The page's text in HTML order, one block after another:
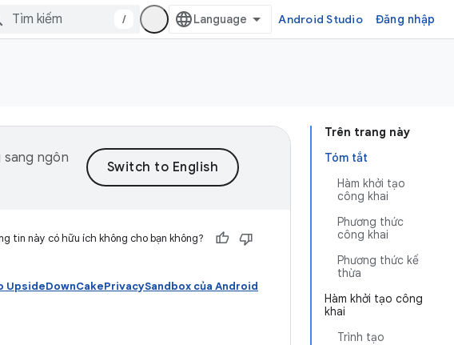
/ Android Studio Đăng nhập
Trên trang này
Tóm tắt
Hàm khởi tạo
công khai
Phương thức
công khai
Phương thức kế
thừa
Hàm khởi tạo công
khai
Trình tạo
sang ngôn
tin này có hữu ích không cho bạn không?
UpsideDownCakePrivacySandbox của Android